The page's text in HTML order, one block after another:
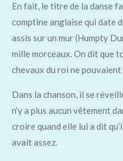
En fait, le titre de la danse
comptine anglaise qui date
assis sur un mur (Humpty
mille morceaux. On dit que
chevaux du roi ne
Dans la chanson, il se
n’y a plus aucun vêtement
croire quand elle lui a dit
avait assez.